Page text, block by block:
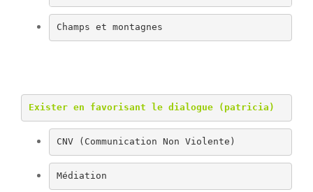
Champs et montagnes
Exister en favorisant le dialogue (patricia)
CNV (Communication Non Violente)
Médiation